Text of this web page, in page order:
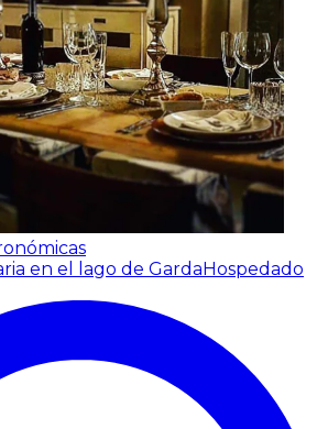
en el lago de GardaHospedado